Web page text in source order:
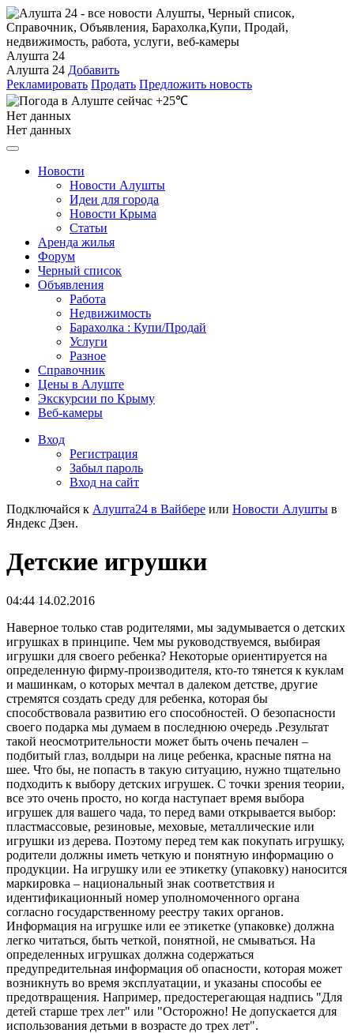
Алушта 24
Алушта 24 Добавить
Рекламировать Продать Предложить новость
+25℃
Нет данных
Нет данных
Новости
Новости Алушты
Идеи для города
Новости Крыма
Статьи
Аренда жилья
Форум
Черный список
Объявления
Работа
Недвижимость
Барахолка : Купи/Продай
Услуги
Разное
Справочник
Цены в Алуште
Экскурсии по Крыму
Веб-камеры
Вход
Регистрация
Забыл пароль
Вход на сайт
Подключайся к Алушта24 в Вайбере или Новости Алушты в
Яндекс Дзен.
Детские игрушки
04:44 14.02.2016
Наверное только став родителями, мы задумывается о детских
игрушках в принципе. Чем мы руководствуемся, выбирая
игрушки для своего ребенка? Некоторые ориентируется на
определенную фирму-производителя, кто-то тянется к куклам
и машинкам, о которых мечтал в далеком детстве, другие
стремятся создать среду для ребенка, которая бы
способствовала развитию его способностей. О безопасности
своего подарка мы думаем в последнюю очередь .Результат
такой неосмотрительности может быть очень печален –
подбитый глаз, волдыри на лице ребенка, красные пятна на
шее. Что бы, не попасть в такую ситуацию, нужно тщательно
подходить к выбору детских игрушек. С точки зрения теории,
все это очень просто, но когда наступает время выбора
игрушек для вашего чада, то перед вами открывается выбор:
пластмассовые, резиновые, меховые, металлические или
игрушки из дерева. Поэтому перед тем как покупать игрушку,
родители должны иметь четкую и понятную информацию о
продукции. На игрушку или ее этикетку (упаковку) наносится
маркировка – национальный знак соответствия и
идентификационный номер уполномоченного органа
согласно государственному реестру таких органов.
Информация на игрушке или ее этикетке (упаковке) должна
легко читаться, быть четкой, понятной, не смываться. На
определенных игрушках должна содержаться
предупредительная информация об опасности, которая может
возникнуть во время эксплуатации, и указаны способы ее
предотвращения. Например, предостерегающая надпись "Для
детей старше трех лет" или "Осторожно! Не допускается для
использования детьми в возрасте до трех лет".